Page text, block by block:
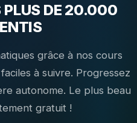
PLUS DE 20.000
grâce à nos cours
à suivre. Progressez
autonome. Le plus beau
gratuit !